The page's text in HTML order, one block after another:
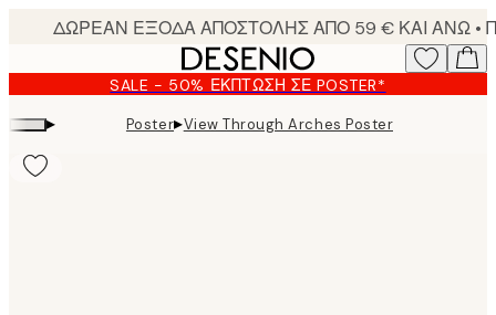
content.
SALE - 50% ΈΚΠΤΩΣΗ ΣΕ POSTER*
▸ Poster▸View Through Arches Poster